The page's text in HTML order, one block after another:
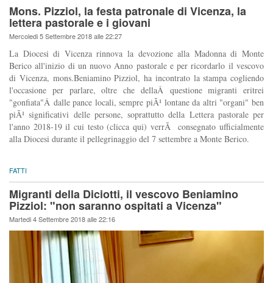
Mons. Pizziol, la festa patronale di Vicenza, la
lettera pastorale e i giovani
Mercoledi 5 Settembre 2018 alle 22:27
La Diocesi di Vicenza rinnova la devozione alla Madonna di Monte
Berico all'inizio di un nuovo Anno pastorale e per ricordarlo il vescovo
di Vicenza, mons.Beniamino Pizziol, ha incontrato la stampa cogliendo
l'occasione per parlare, oltre che dellaÂ questione migranti eritrei
"gonfiata"Â dalle pance locali, sempre piÃ¹ lontane da altri "organi" ben
piÃ¹ significativi delle persone, soprattutto della Lettera pastorale per
l'anno 2018-19 il cui testo (clicca qui) verrÃ consegnato ufficialmente
alla Diocesi durante il pellegrinaggio del 7 settembre a Monte Berico.
FATTI
Migranti della Diciotti, il vescovo Beniamino
Pizziol: "non saranno ospitati a Vicenza"
Martedi 4 Settembre 2018 alle 22:16